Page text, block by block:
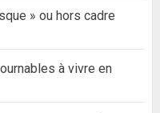
» ou hors cadre
à vivre en